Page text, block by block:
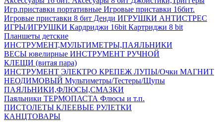
Игр.приставки портативные Игровые приставки 16бит.
Игровые приставки 8 бит Денди ИГРУШКИ АНТИСТРЕС
ИГРЫ/ИГРУШКИ Кардриджи 16bit Картриджи 8 bit
Планшеты детские
ИНСТРУМЕНТ,МУЛЬТИМЕТРЫ,ПАЯЛЬНИКИ
ВЕСЫ ювелирные ИНСТРУМЕНТ РУЧНОЙ
КЛЕЩИ (витая пара)
ИНСТРУМЕНТ ЭЛЕКТРО КРЕПЕЖ ЛУПЫ/Очки МАГНИТ
НЕОДИМОВЫЙ Мультиметры/Тестеры/Щупы
ПАЯЛЬНИКИ,ФЛЮСЫ,СМАЗКИ
Паяльники ТЕРМОПАСТА Флюсы и т.п.
ПИСТОЛЕТЫ КЛЕЕВЫЕ РУЛЕТКИ
КАНЦТОВАРЫ